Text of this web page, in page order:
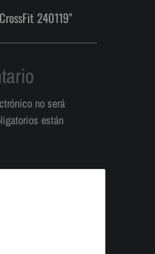
240119"
no será
están